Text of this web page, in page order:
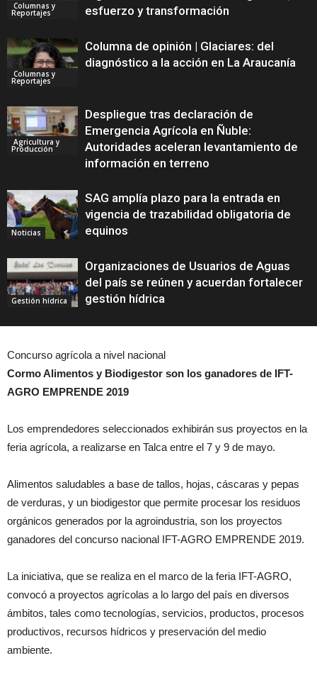
Columnas y
Reportajes
esfuerzo y transformación
Columnas y
Reportajes
Columna de opinión | Glaciares: del
diagnóstico a la acción en La Araucanía
Agricultura y
Producción
Despliegue tras declaración de
Emergencia Agrícola en Ñuble:
Autoridades aceleran levantamiento de
información en terreno
Noticias
SAG amplía plazo para la entrada en
vigencia de trazabilidad obligatoria de
equinos
Gestión hídrica
Organizaciones de Usuarios de Aguas
del país se reúnen y acuerdan fortalecer
gestión hídrica
Concurso agrícola a nivel nacional
Cormo Alimentos y Biodigestor son los ganadores de IFT-
AGRO EMPRENDE 2019
Los emprendedores seleccionados exhibirán sus proyectos en la
feria agrícola, a realizarse en Talca entre el 7 y 9 de mayo.
Alimentos saludables a base de tallos, hojas, cáscaras y pepas
de verduras, y un biodigestor que permite procesar los residuos
orgánicos generados por la agroindustria, son los proyectos
ganadores del concurso nacional IFT-AGRO EMPRENDE 2019.
La iniciativa, que se realiza en el marco de la feria IFT-AGRO,
convocó a proyectos agrícolas a lo largo del país en diversos
ámbitos, tales como tecnologías, servicios, productos, procesos
productivos, recursos hídricos y preservación del medio
ambiente.